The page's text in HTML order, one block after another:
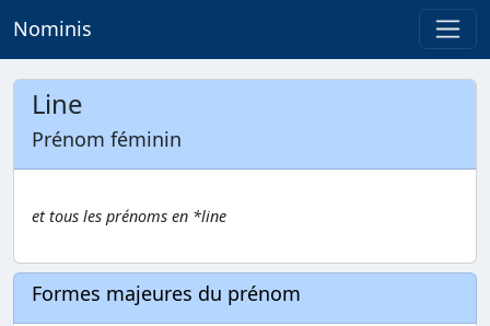
Nominis
Line
Prénom féminin
et tous les prénoms en *line
Formes majeures du prénom